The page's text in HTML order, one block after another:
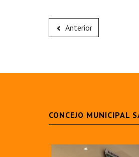
Anterior
CONCEJO MUNICIPAL